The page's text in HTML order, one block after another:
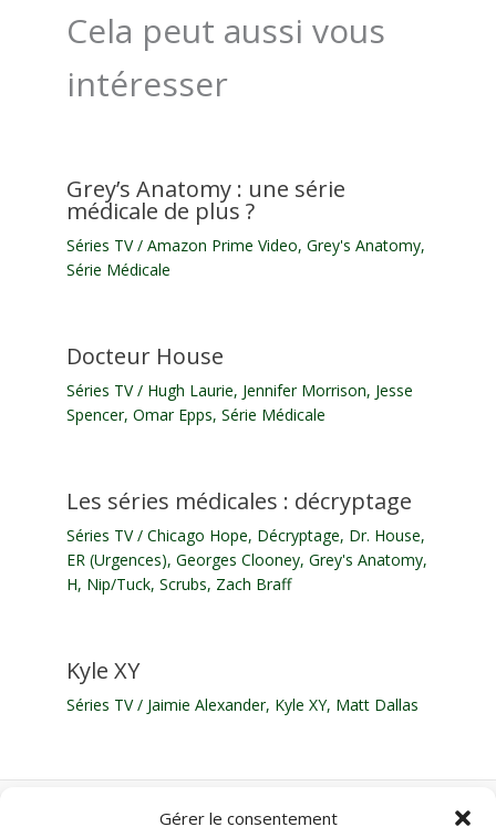
Gérer le consentement
Cela peut aussi vous
intéresser
Grey’s Anatomy : une série
médicale de plus ?
Séries TV/ Amazon Prime Video, Grey's Anatomy,
Série Médicale
Docteur House
Séries TV/ Hugh Laurie, Jennifer Morrison, Jesse
Spencer, Omar Epps, Série Médicale
Les séries médicales : décryptage
Séries TV/ Chicago Hope, Décryptage, Dr. House,
ER (Urgences), Georges Clooney, Grey's Anatomy,
H, Nip/Tuck, Scrubs, Zach Braff
Kyle XY
Séries TV/ Jaimie Alexander, Kyle XY, Matt Dallas